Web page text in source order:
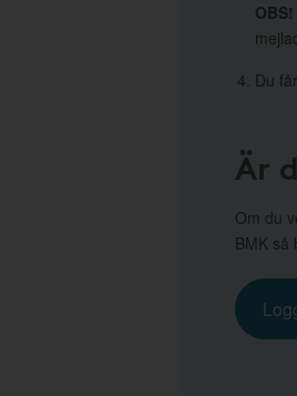
OBS!
Du
Är
Om du
BMK så